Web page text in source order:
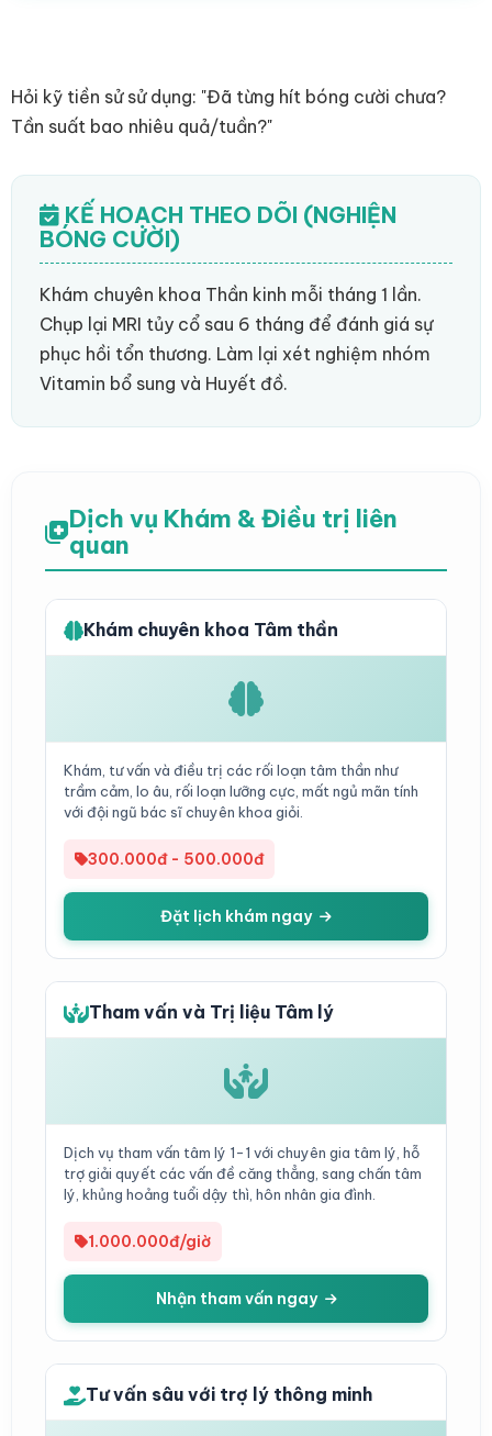
Hỏi kỹ tiền sử sử dụng: "Đã từng hít bóng cười chưa?
Tần suất bao nhiêu quả/tuần?"
KẾ HOẠCH THEO DÕI (NGHIỆN
BÓNG CƯỜI)
Khám chuyên khoa Thần kinh mỗi tháng 1 lần.
Chụp lại MRI tủy cổ sau 6 tháng để đánh giá sự
phục hồi tổn thương. Làm lại xét nghiệm nhóm
Vitamin bổ sung và Huyết đồ.
Dịch vụ Khám & Điều trị liên
quan
Khám chuyên khoa Tâm thần
Khám, tư vấn và điều trị các rối loạn tâm thần như
trầm cảm, lo âu, rối loạn lưỡng cực, mất ngủ mãn tính
với đội ngũ bác sĩ chuyên khoa giỏi.
300.000đ - 500.000đ
Đặt lịch khám ngay
Tham vấn và Trị liệu Tâm lý
Dịch vụ tham vấn tâm lý 1-1 với chuyên gia tâm lý, hỗ
trợ giải quyết các vấn đề căng thẳng, sang chấn tâm
lý, khủng hoảng tuổi dậy thì, hôn nhân gia đình.
1.000.000đ/giờ
Nhận tham vấn ngay
Tư vấn sâu với trợ lý thông minh